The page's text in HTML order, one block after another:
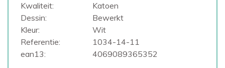
Kwaliteit:
Katoen
Dessin:
Bewerkt
Kleur:
Wit
Referentie:
1034-14-11
ean13:
4069089365352